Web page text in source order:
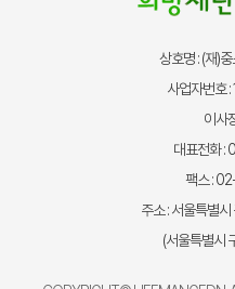
상호명 : (재)
사업자번호
이사
대표전화
팩스 :
주소 : 서울특별
(서울특별시